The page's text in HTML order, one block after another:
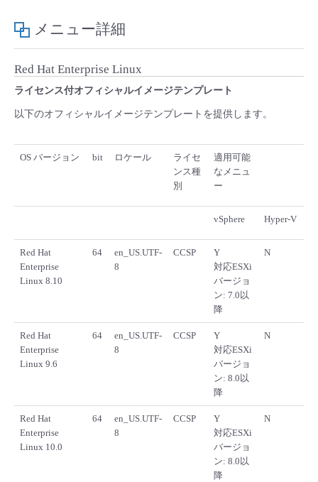
メニュー詳細
Red Hat Enterprise Linux
ライセンス付オフィシャルイメージテンプレート
以下のオフィシャルイメージテンプレートを提供します。
OS バージョン bit ロケール
ライセ
ンス種
別
適用可能
なメニュ
ー
vSphere Hyper-V
Red Hat
Enterprise
Linux 8.10
64
en_US.UTF-
8
CCSP
Y
対応ESXi
バージョ
ン: 7.0以
降
N
Red Hat
Enterprise
Linux 9.6
64
en_US.UTF-
8
CCSP
Y
対応ESXi
バージョ
ン: 8.0以
降
N
Red Hat
Enterprise
Linux 10.0
64
en_US.UTF-
8
CCSP
Y
対応ESXi
バージョ
ン: 8.0以
降
N